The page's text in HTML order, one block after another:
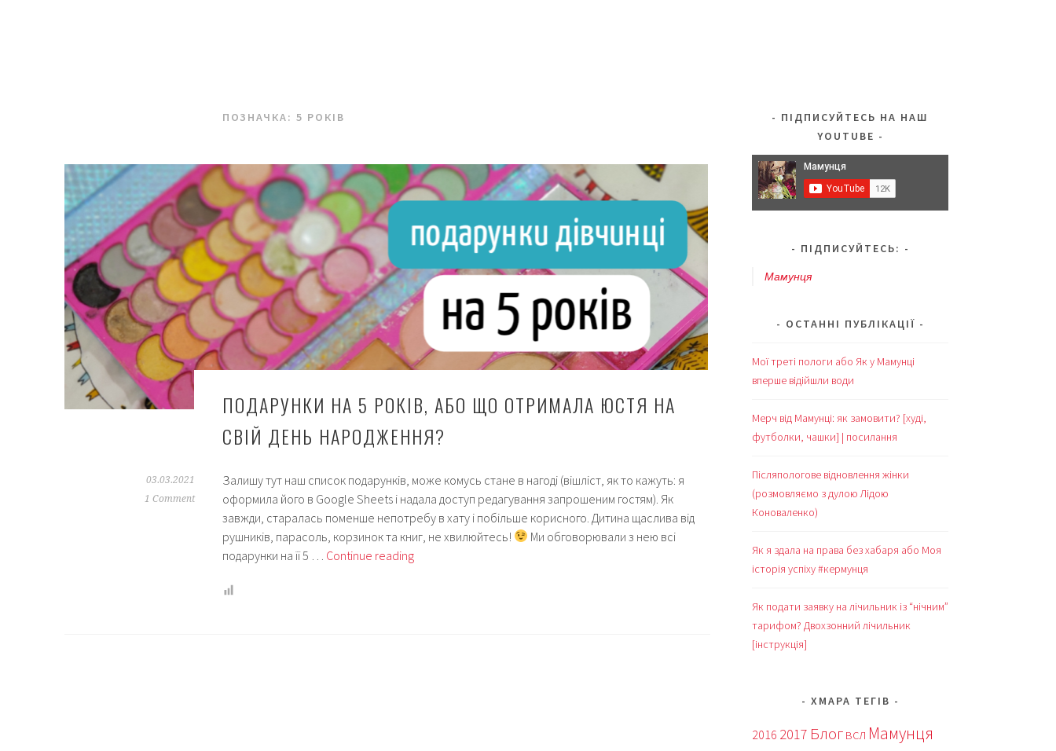
ПОЗНАЧКА: 5 РОКІВ
ПОДАРУНКИ НА 5 РОКІВ, АБО ЩО ОТРИМАЛА ЮСТЯ НА
СВІЙ ДЕНЬ НАРОДЖЕННЯ?
03.03.2021
1 Comment
Залишу тут наш список подарунків, може комусь стане в нагоді (вішліст, як то кажуть: я
оформила його в Google Sheets і надала доступ редагування запрошеним гостям). Як
завжди, старалась поменше непотребу в хату і побільше корисного. Дитина щаслива від
рушників, парасоль, корзинок та книг, не хвилюйтесь!
Ми обговорювали з нею всі
подарунки на її 5 … Continue readingПодарунки
ПІДПИСУЙТЕСЬ НА НАШ
YOUTUBE
ПІДПИСУЙТЕСЬ:
Мамунця
ОСТАННІ ПУБЛІКАЦІЇ
Мої треті пологи або Як у Мамунці
вперше відійшли води
Мерч від Мамунці: як замовити? [худі,
футболки, чашки] | посилання
Післяпологове відновлення жінки
(розмовляємо з дулою Лідою
Коноваленко)
Як я здала на права без хабаря або Моя
історія успіху #кермунця
Як подати заявку на лічильник із “нічним”
тарифом? Двохзонний лічильник
[інструкція]
ХМАРА ТЕГІВ
2016 2017 Блог ВСЛ Мамунця